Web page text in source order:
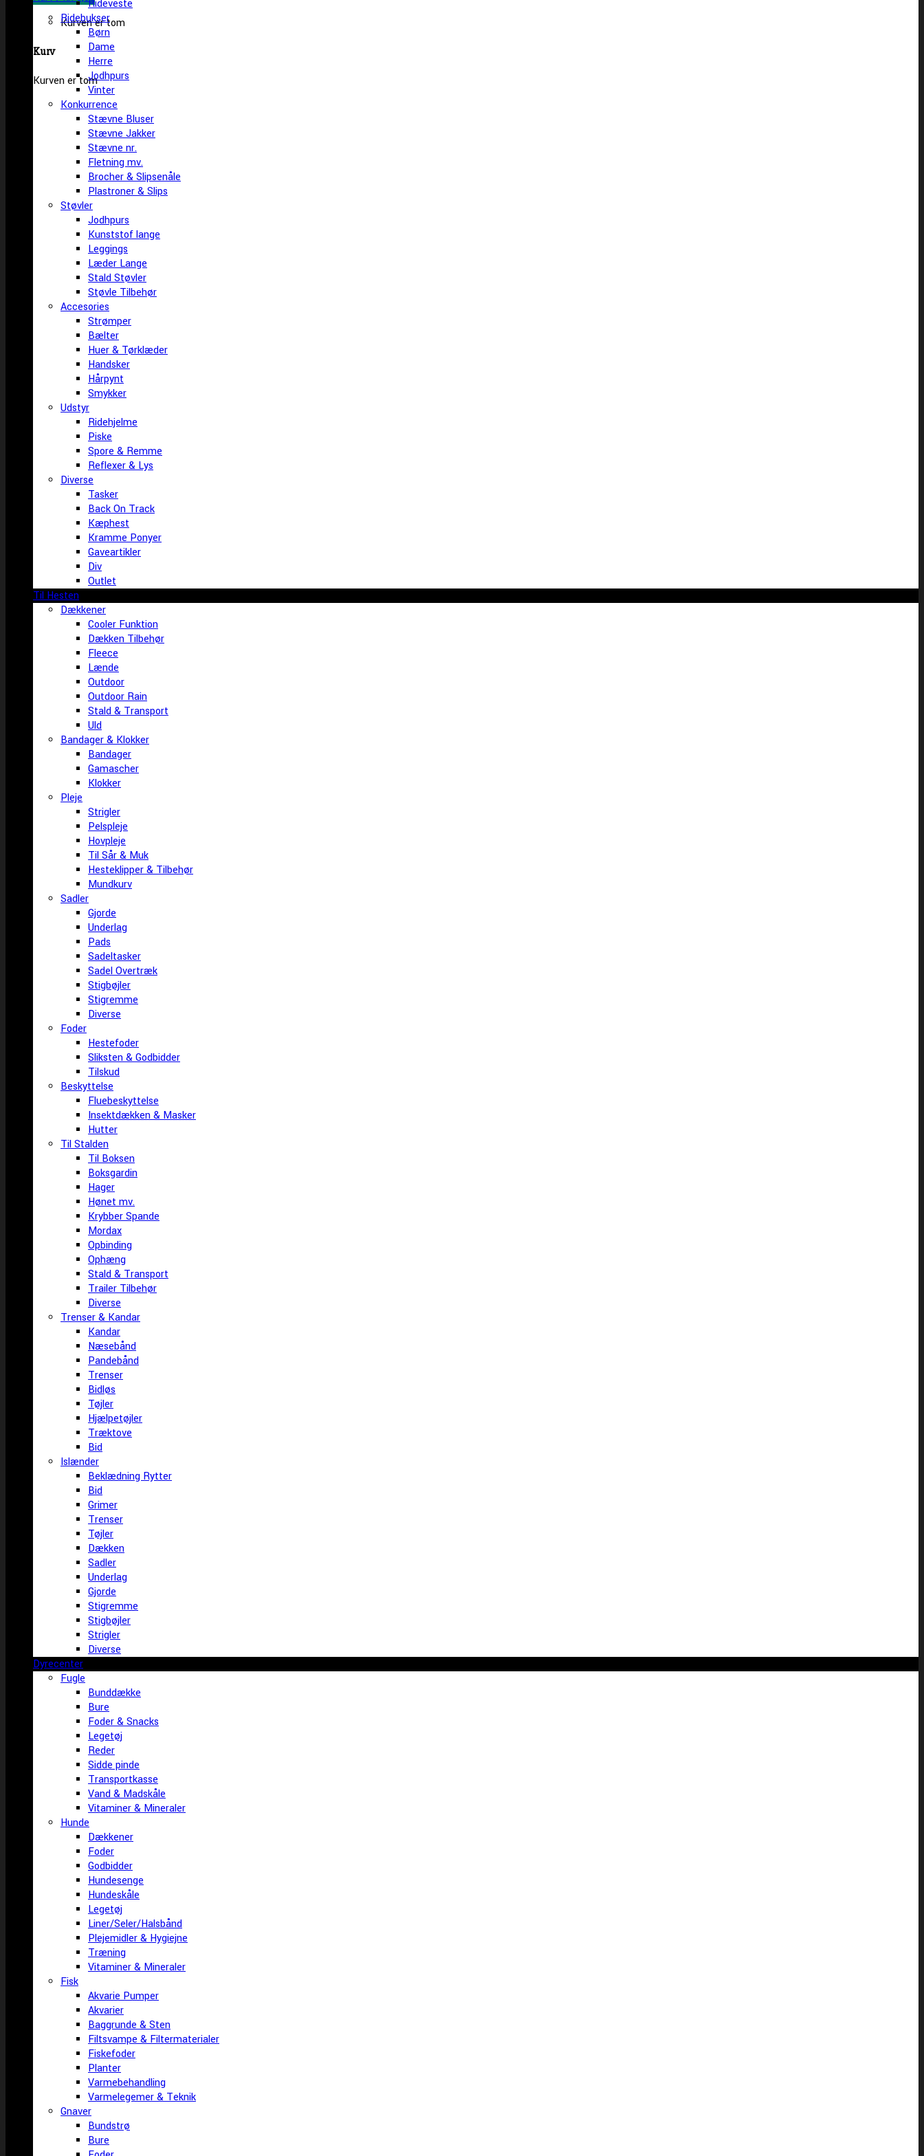
Kurven er tom
Kurv
Kurven er tom
Rideveste
Ridebukser
Børn
Dame
Herre
Jodhpurs
Vinter
Konkurrence
Stævne Bluser
Stævne Jakker
Stævne nr.
Fletning mv.
Brocher & Slipsenåle
Plastroner & Slips
Støvler
Jodhpurs
Kunststof lange
Leggings
Læder Lange
Stald Støvler
Støvle Tilbehør
Accesories
Strømper
Bælter
Huer & Tørklæder
Handsker
Hårpynt
Smykker
Udstyr
Ridehjelme
Piske
Spore & Remme
Reflexer & Lys
Diverse
Tasker
Back On Track
Kæphest
Kramme Ponyer
Gaveartikler
Div
Outlet
Til Hesten
Dækkener
Cooler Funktion
Dækken Tilbehør
Fleece
Lænde
Outdoor
Outdoor Rain
Stald & Transport
Uld
Bandager & Klokker
Bandager
Gamascher
Klokker
Pleje
Strigler
Pelspleje
Hovpleje
Til Sår & Muk
Hesteklipper & Tilbehør
Mundkurv
Sadler
Gjorde
Underlag
Pads
Sadeltasker
Sadel Overtræk
Stigbøjler
Stigremme
Diverse
Foder
Hestefoder
Sliksten & Godbidder
Tilskud
Beskyttelse
Fluebeskyttelse
Insektdækken & Masker
Hutter
Til Stalden
Til Boksen
Boksgardin
Hager
Hønet mv.
Krybber Spande
Mordax
Opbinding
Ophæng
Stald & Transport
Trailer Tilbehør
Diverse
Trenser & Kandar
Kandar
Næsebånd
Pandebånd
Trenser
Bidløs
Tøjler
Hjælpetøjler
Træktove
Bid
Islænder
Beklædning Rytter
Bid
Grimer
Trenser
Tøjler
Dækken
Sadler
Underlag
Gjorde
Stigremme
Stigbøjler
Strigler
Diverse
Dyrecenter
Fugle
Bunddække
Bure
Foder & Snacks
Legetøj
Reder
Sidde pinde
Transportkasse
Vand & Madskåle
Vitaminer & Mineraler
Hunde
Dækkener
Foder
Godbidder
Hundesenge
Hundeskåle
Legetøj
Liner/Seler/Halsbånd
Plejemidler & Hygiejne
Træning
Vitaminer & Mineraler
Fisk
Akvarie Pumper
Akvarier
Baggrunde & Sten
Filtsvampe & Filtermaterialer
Fiskefoder
Planter
Varmebehandling
Varmelegemer & Teknik
Gnaver
Bundstrø
Bure